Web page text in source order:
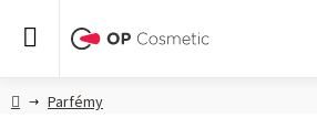
DomůParfémy